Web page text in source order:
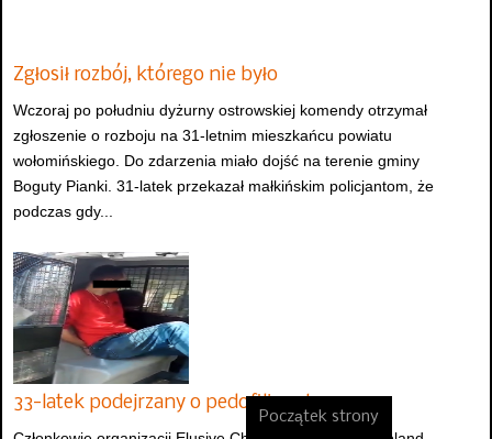
Zgłosił rozbój, którego nie było
Wczoraj po południu dyżurny ostrowskiej komendy otrzymał
zgłoszenie o rozboju na 31-letnim mieszkańcu powiatu
wołomińskiego. Do zdarzenia miało dojść na terenie gminy
Boguty Pianki. 31-latek przekazał małkińskim policjantom, że
podczas gdy...
33-latek podejrzany o pedofilię zatrzyma…
Początek strony